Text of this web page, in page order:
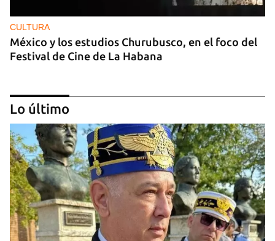
CULTURA
México y los estudios Churubusco, en el foco del
Festival de Cine de La Habana
MÚSICA
Lo último